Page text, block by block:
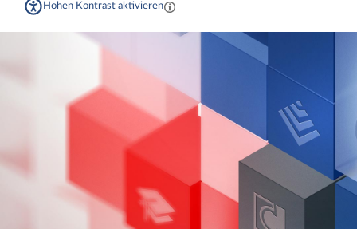
Hohen Kontrast aktivieren